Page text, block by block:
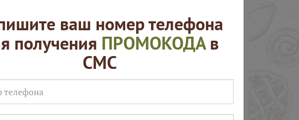
это
ваш номер телефона
получения ПРОМОКОДАв
СМС